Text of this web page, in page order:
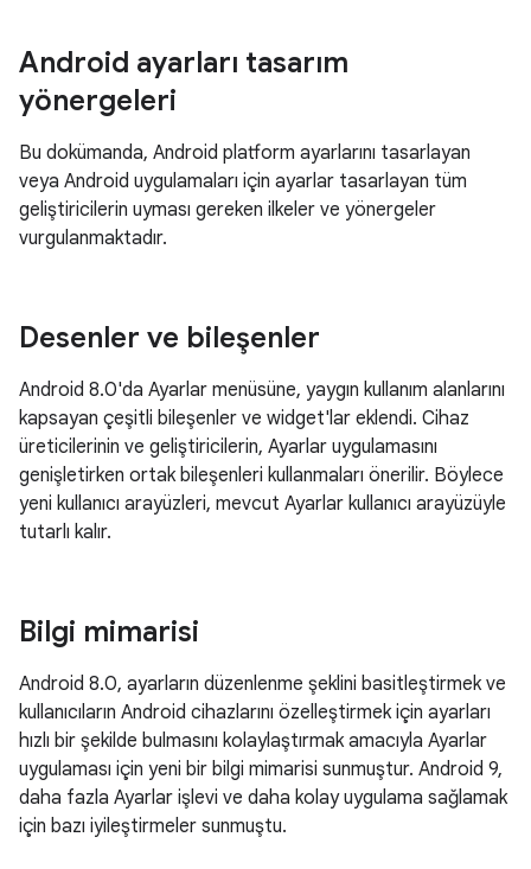
Android ayarları tasarım
yönergeleri
Bu dokümanda, Android platform ayarlarını tasarlayan
veya Android uygulamaları için ayarlar tasarlayan tüm
geliştiricilerin uyması gereken ilkeler ve yönergeler
vurgulanmaktadır.
Desenler ve bileşenler
Android 8.0'da Ayarlar menüsüne, yaygın kullanım alanlarını
kapsayan çeşitli bileşenler ve widget'lar eklendi. Cihaz
üreticilerinin ve geliştiricilerin, Ayarlar uygulamasını
genişletirken ortak bileşenleri kullanmaları önerilir. Böylece
yeni kullanıcı arayüzleri, mevcut Ayarlar kullanıcı arayüzüyle
tutarlı kalır.
Bilgi mimarisi
Android 8.0, ayarların düzenlenme şeklini basitleştirmek ve
kullanıcıların Android cihazlarını özelleştirmek için ayarları
hızlı bir şekilde bulmasını kolaylaştırmak amacıyla Ayarlar
uygulaması için yeni bir bilgi mimarisi sunmuştur. Android 9,
daha fazla Ayarlar işlevi ve daha kolay uygulama sağlamak
için bazı iyileştirmeler sunmuştu.